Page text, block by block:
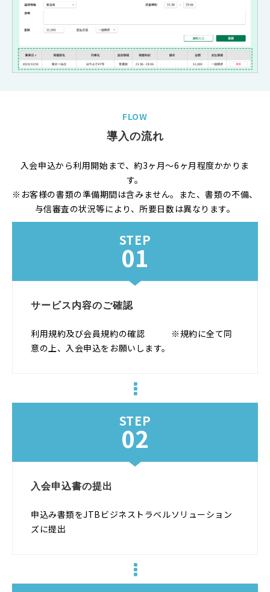
FLOW
導入の流れ
入会申込から利用開始まで、約3ヶ月～6ヶ月程度かかりま
す。
※お客様の書類の準備期間は含みません。また、書類の不備、
与信審査の状況等により、所要日数は異なります。
STEP
01
サービス内容のご確認
利用規約及び会員規約の確認 ※規約に全て同
意の上、入会申込をお願いします。
STEP
02
入会申込書の提出
申込み書類をJTBビジネストラベルソリューション
ズに提出